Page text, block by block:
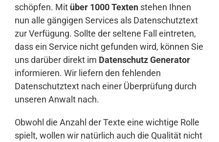
schöpfen. Mit über 1000 Texten stehen Ihnen
nun alle gängigen Services als Datenschutztext
zur Verfügung. Sollte der seltene Fall eintreten,
dass ein Service nicht gefunden wird, können Sie
uns darüber direkt im Datenschutz Generator
informieren. Wir liefern den fehlenden
Datenschutztext nach einer Überprüfung durch
unseren Anwalt nach.
Obwohl die Anzahl der Texte eine wichtige Rolle
spielt, wollen wir natürlich auch die Qualität nicht